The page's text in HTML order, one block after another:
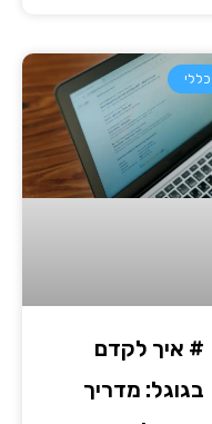
כללי
# איך לקדם
בגוגל: מדריך